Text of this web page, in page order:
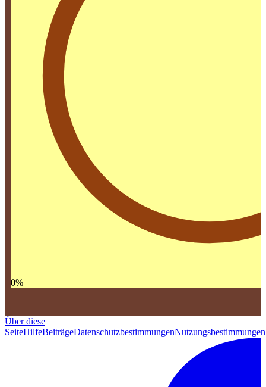
0%
Über diese
SeiteHilfeBeiträgeDatenschutzbestimmungenNutzungsbestimmungen